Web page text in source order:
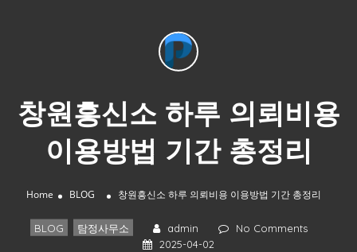
창원흥신소 하루 의뢰비용
이용방법 기간 총정리
Home BLOG 창원흥신소 하루 의뢰비용 이용방법 기간 총정리
BLOG 탐정사무소 admin
No Comments
2025-04-02